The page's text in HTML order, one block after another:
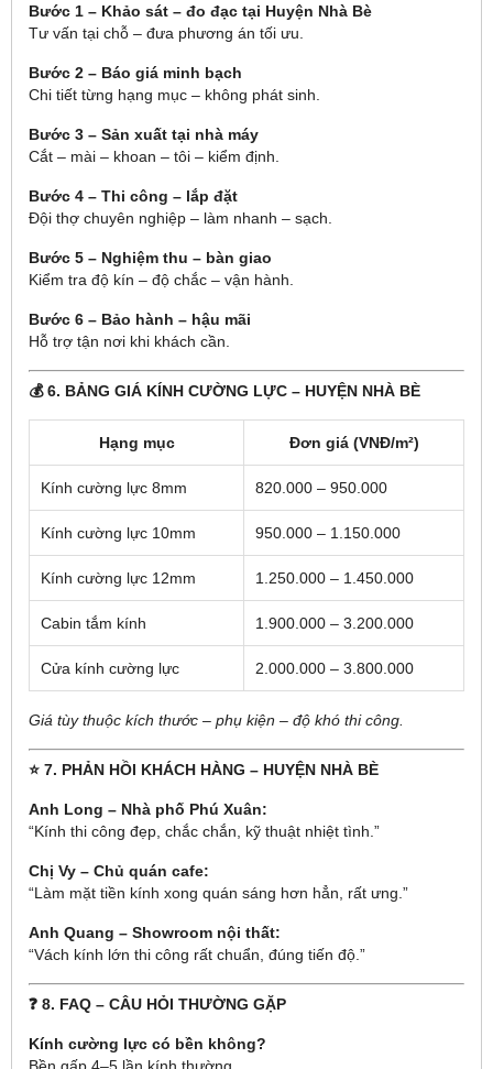
Bước 1 – Khảo sát – đo đạc tại Huyện Nhà Bè
Tư vấn tại chỗ – đưa phương án tối ưu.
Bước 2 – Báo giá minh bạch
Chi tiết từng hạng mục – không phát sinh.
Bước 3 – Sản xuất tại nhà máy
Cắt – mài – khoan – tôi – kiểm định.
Bước 4 – Thi công – lắp đặt
Đội thợ chuyên nghiệp – làm nhanh – sạch.
Bước 5 – Nghiệm thu – bàn giao
Kiểm tra độ kín – độ chắc – vận hành.
Bước 6 – Bảo hành – hậu mãi
Hỗ trợ tận nơi khi khách cần.
💰 6. BẢNG GIÁ KÍNH CƯỜNG LỰC – HUYỆN NHÀ BÈ
Hạng mục Đơn giá (VNĐ/m²)
Kính cường lực 8mm 820.000 – 950.000
Kính cường lực 10mm 950.000 – 1.150.000
Kính cường lực 12mm 1.250.000 – 1.450.000
Cabin tắm kính 1.900.000 – 3.200.000
Cửa kính cường lực 2.000.000 – 3.800.000
Giá tùy thuộc kích thước – phụ kiện – độ khó thi công.
⭐ 7. PHẢN HỒI KHÁCH HÀNG – HUYỆN NHÀ BÈ
Anh Long – Nhà phố Phú Xuân:
“Kính thi công đẹp, chắc chắn, kỹ thuật nhiệt tình.”
Chị Vy – Chủ quán cafe:
“Làm mặt tiền kính xong quán sáng hơn hẳn, rất ưng.”
Anh Quang – Showroom nội thất:
“Vách kính lớn thi công rất chuẩn, đúng tiến độ.”
❓ 8. FAQ – CÂU HỎI THƯỜNG GẶP
Kính cường lực có bền không?